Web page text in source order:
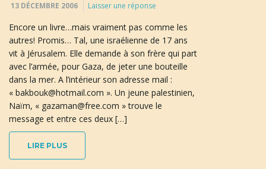
13 DÉCEMBRE 2006 Laisser une réponse
Encore un livre…mais vraiment pas comme les
autres! Promis… Tal, une israélienne de 17 ans
vit à Jérusalem. Elle demande à son frère qui part
avec l’armée, pour Gaza, de jeter une bouteille
dans la mer. A l’intérieur son adresse mail :
« bakbouk@hotmail.com ». Un jeune palestinien,
Naïm, « gazaman@free.com » trouve le
message et entre ces deux […]
LIRE PLUS